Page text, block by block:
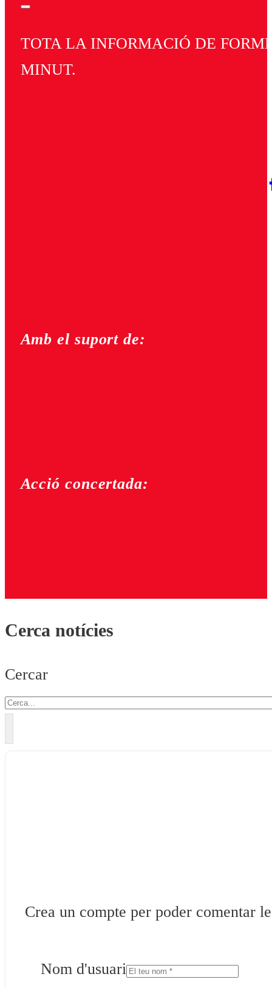
TOTA LA INFORMACIÓ DE
MINUT.
Amb el suport de:
Acció concertada:
Cerca notícies
Cercar
Crea un compte per poder comentar
Nom d'usuari